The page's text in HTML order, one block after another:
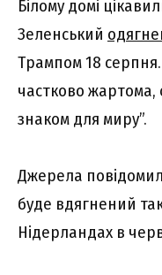
Білому домі
Зеленський
Трампом 18
частково
знаком для миру”.
Джерела
буде вдягнений
Нідерландах в